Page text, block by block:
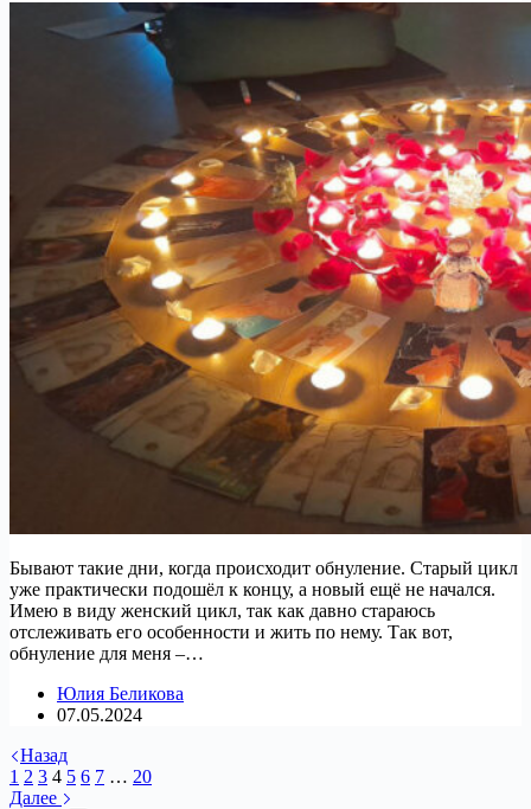
Бывают такие дни, когда происходит обнуление. Старый цикл
уже практически подошёл к концу, а новый ещё не начался.
Имею в виду женский цикл, так как давно стараюсь
отслеживать его особенности и жить по нему. Так вот,
обнуление для меня –…
Юлия Беликова
07.05.2024
Назад
1 2 3 4 5 6 7 … 20
Далее